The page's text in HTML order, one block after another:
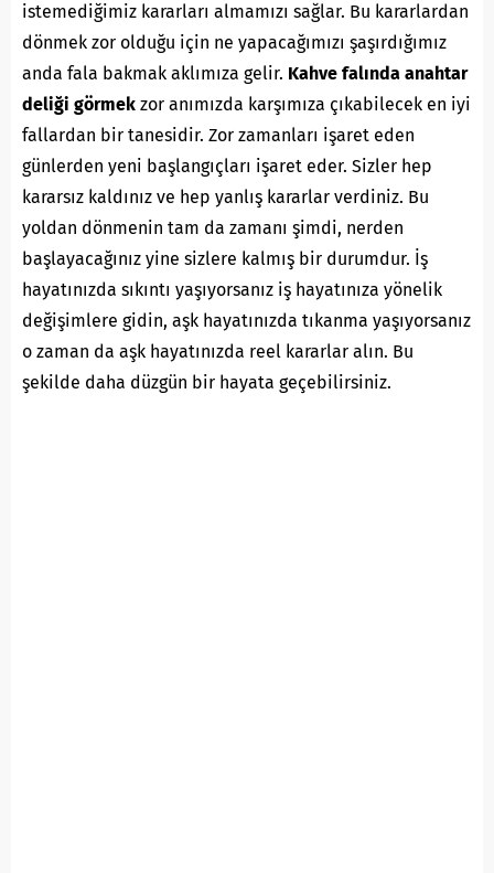
istemediğimiz kararları almamızı sağlar. Bu kararlardan
dönmek zor olduğu için ne yapacağımızı şaşırdığımız
anda fala bakmak aklımıza gelir. Kahve falında anahtar
deliği görmek zor anımızda karşımıza çıkabilecek en iyi
fallardan bir tanesidir. Zor zamanları işaret eden
günlerden yeni başlangıçları işaret eder. Sizler hep
kararsız kaldınız ve hep yanlış kararlar verdiniz. Bu
yoldan dönmenin tam da zamanı şimdi, nerden
başlayacağınız yine sizlere kalmış bir durumdur. İş
hayatınızda sıkıntı yaşıyorsanız iş hayatınıza yönelik
değişimlere gidin, aşk hayatınızda tıkanma yaşıyorsanız
o zaman da aşk hayatınızda reel kararlar alın. Bu
şekilde daha düzgün bir hayata geçebilirsiniz.